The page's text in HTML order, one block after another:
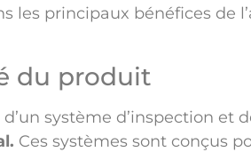
les principaux bénéfices de
du produit
système d’inspection et
Ces systèmes sont conçus